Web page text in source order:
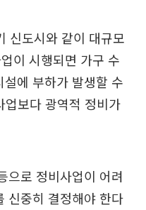
신도시와 같이 대규모
이 시행되면 가구 수
에 부하가 발생할 수
업보다 광역적 정비가
으로 정비사업이 어려
신중히 결정해야 한다